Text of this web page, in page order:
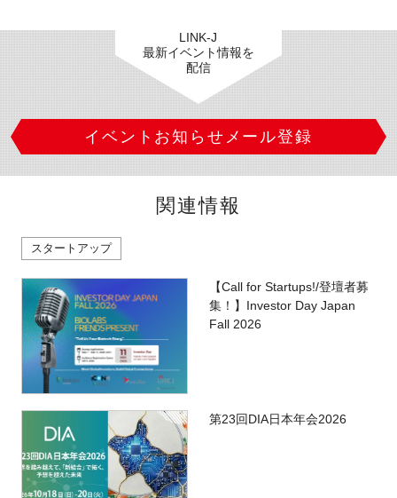
LINK-J
最新イベント情報を
配信
イベントお知らせメール登録
関連情報
スタートアップ
【Call for Startups!/登壇者募
集！】Investor Day Japan
Fall 2026
第23回DIA日本年会2026